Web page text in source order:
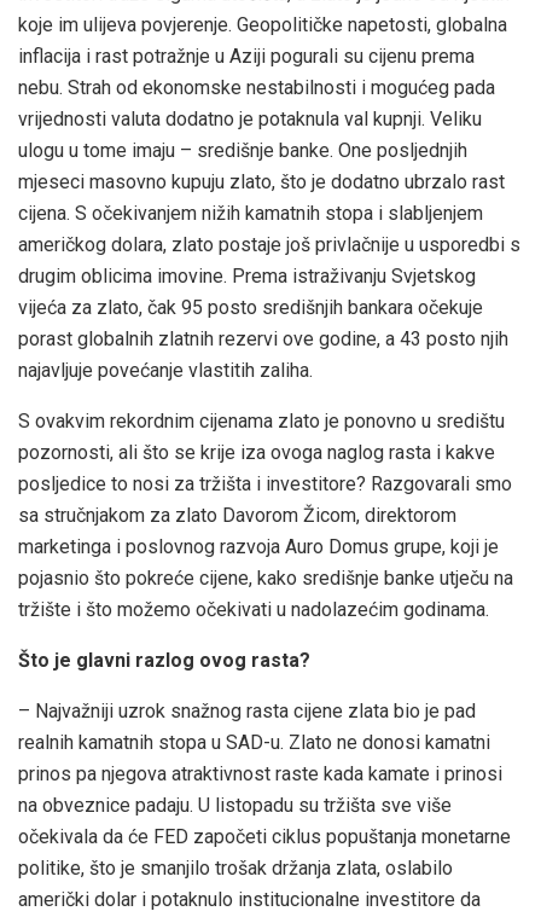
koje im ulijeva povjerenje. Geopolitičke napetosti, globalna
inflacija i rast potražnje u Aziji pogurali su cijenu prema
nebu. Strah od ekonomske nestabilnosti i mogućeg pada
vrijednosti valuta dodatno je potaknula val kupnji. Veliku
ulogu u tome imaju – središnje banke. One posljednjih
mjeseci masovno kupuju zlato, što je dodatno ubrzalo rast
cijena. S očekivanjem nižih kamatnih stopa i slabljenjem
američkog dolara, zlato postaje još privlačnije u usporedbi s
drugim oblicima imovine. Prema istraživanju Svjetskog
vijeća za zlato, čak 95 posto središnjih bankara očekuje
porast globalnih zlatnih rezervi ove godine, a 43 posto njih
najavljuje povećanje vlastitih zaliha.
S ovakvim rekordnim cijenama zlato je ponovno u središtu
pozornosti, ali što se krije iza ovoga naglog rasta i kakve
posljedice to nosi za tržišta i investitore? Razgovarali smo
sa stručnjakom za zlato Davorom Žicom, direktorom
marketinga i poslovnog razvoja Auro Domus grupe, koji je
pojasnio što pokreće cijene, kako središnje banke utječu na
tržište i što možemo očekivati u nadolazećim godinama.
Što je glavni razlog ovog rasta?
– Najvažniji uzrok snažnog rasta cijene zlata bio je pad
realnih kamatnih stopa u SAD-u. Zlato ne donosi kamatni
prinos pa njegova atraktivnost raste kada kamate i prinosi
na obveznice padaju. U listopadu su tržišta sve više
očekivala da će FED započeti ciklus popuštanja monetarne
politike, što je smanjilo trošak držanja zlata, oslabilo
američki dolar i potaknulo institucionalne investitore da